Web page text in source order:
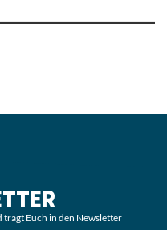
tragt Euch in den Newsletter